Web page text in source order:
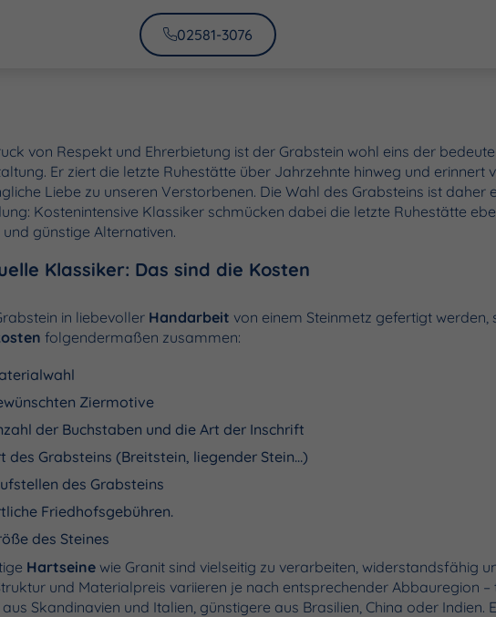
02581-3076
von Respekt und Ehrerbietung ist der Grabstein wohl eins der
Er ziert die letzte Ruhestätte über Jahrzehnte hinweg und erinnert
Liebe zu unseren Verstorbenen. Die Wahl des Grabsteins ist daher
Kostenintensive Klassiker schmücken dabei die letzte Ruhestätte
günstige Alternativen.
Klassiker: Das sind die Kosten
in liebevoller Handarbeit von einem Steinmetz gefertigt werden,
folgendermaßen zusammen:
Ziermotive
der Buchstaben und die Art der Inschrift
des Grabsteins (Breitstein, liegender Stein…)
des Grabsteins
Friedhofsgebühren.
des Steines
Hartseine wie Granit sind vielseitig zu verarbeiten, widerstandsfähig
und Materialpreis variieren je nach entsprechender Abbauregion
Skandinavien und Italien, günstigere aus Brasilien, China oder Indien.